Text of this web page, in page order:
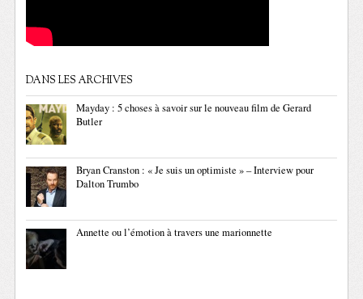
DANS LES ARCHIVES
Mayday : 5 choses à savoir sur le nouveau film de Gerard
Butler
Bryan Cranston : « Je suis un optimiste » – Interview pour
Dalton Trumbo
Annette ou l’émotion à travers une marionnette